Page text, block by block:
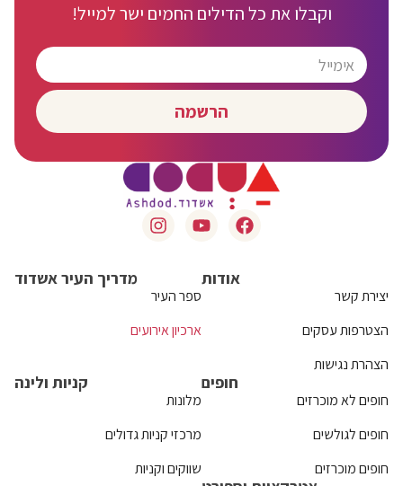
וקבלו את כל הדילים החמים ישר למייל!
הרשמה
אודות
יצירת קשר
הצטרפות עסקים
הצהרת נגישות
מדריך העיר אשדוד
ספר העיר
ארכיון אירועים
חופים
חופים לא מוכרזים
חופים לגולשים
חופים מוכרזים
קניות ולינה
מלונות
מרכזי קניות גדולים
שווקים וקניות